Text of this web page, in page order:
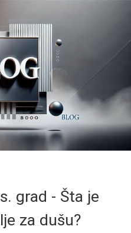
grad - Šta je
za dušu?